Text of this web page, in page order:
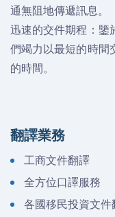
通無阻地傳遞訊息。
迅速的交件期程：鑒
們竭力以最短的時間
的時間。
翻譯業務
工商文件翻譯
全方位口譯服務
各國移民投資文件